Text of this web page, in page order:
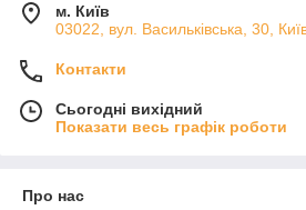
м. Київ
03022, вул. Васильківська, 30,
Контакти
Сьогодні вихідний
Показати весь графік роботи
Про нас